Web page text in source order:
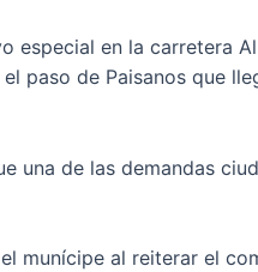
en la carretera
paso de Paisanos que
de las demandas
munícipe al reiterar el